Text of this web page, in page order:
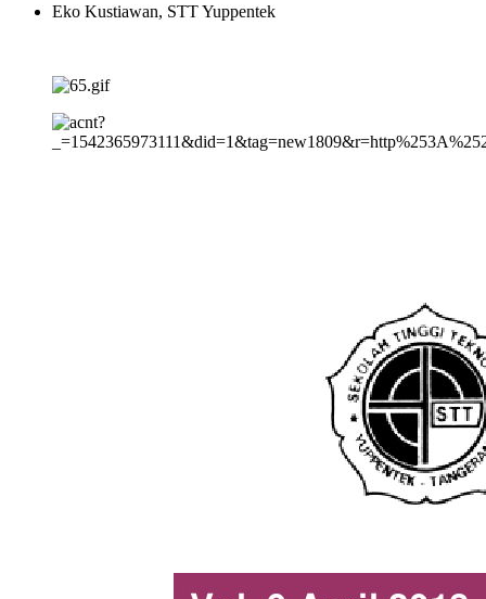
Eko Kustiawan, STT Yuppentek